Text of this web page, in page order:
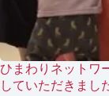
ひまわりネットワ
していただきまし